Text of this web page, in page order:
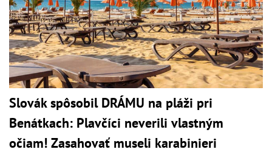
Slovák spôsobil DRÁMU na pláži pri
Benátkach: Plavčíci neverili vlastným
očiam! Zasahovať museli karabinieri